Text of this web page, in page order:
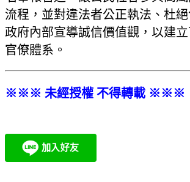
流程，並對違法者公正執法、杜
政府內部宣導誠信價值觀，以建
官僚體系。
※※※ 未經授權 不得轉載 ※※※